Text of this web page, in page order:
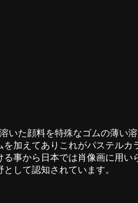
いた顔料を特殊なゴムの薄い
加えてありこれがパステルカ
事から日本では肖像画に用い
して認知されています。